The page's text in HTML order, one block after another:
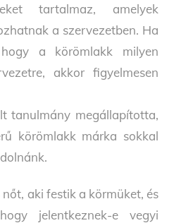
tartalmaz, amelyek
a szervezetben. Ha
a körömlakk milyen
akkor figyelmesen
tanulmány megállapította,
körömlakk márka sokkal
aki festik a körmüket, és
jelentkeznek-e vegyi